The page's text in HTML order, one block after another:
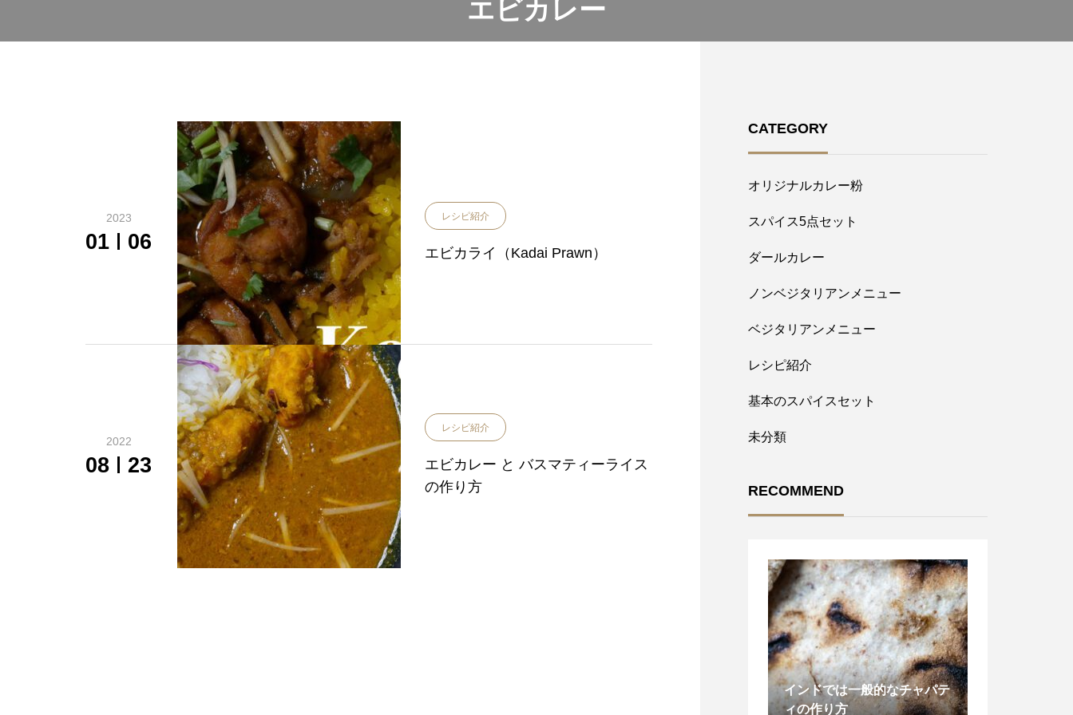
エビカレー
2023
01 06
レシピ紹介
エビカライ（Kadai Prawn）
2022
08 23
レシピ紹介
エビカレー と バスマティーライス
の作り方
CATEGORY
オリジナルカレー粉
スパイス5点セット
ダールカレー
ノンベジタリアンメニュー
ベジタリアンメニュー
レシピ紹介
基本のスパイスセット
未分類
RECOMMEND
スパイス がたっぷり入っ
た 本格 キーマカレー の作